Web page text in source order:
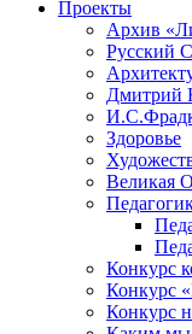
Проекты
Архив
Русский
Дмитрий
Здоровье
Великая
Конкурс
Конкурс
Конкурс